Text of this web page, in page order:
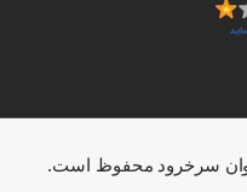
سرخرود محفوظ است.